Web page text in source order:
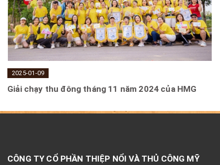
2025-01-09
Giải chạy thu đông tháng 11 năm 2024 của HMG
CÔNG TY CỔ PHẦN THIỆP NỔI VÀ THỦ CÔNG MỸ